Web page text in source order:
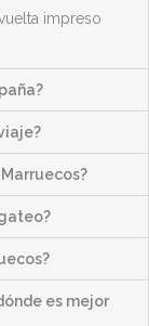
impreso
es mejor